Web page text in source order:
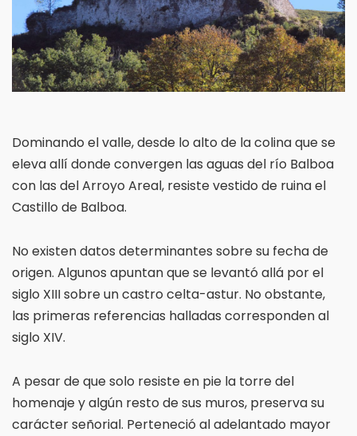
Dominando el valle, desde lo alto de la colina que se
eleva allí donde convergen las aguas del río Balboa
con las del Arroyo Areal, resiste vestido de ruina el
Castillo de Balboa.
No existen datos determinantes sobre su fecha de
origen. Algunos apuntan que se levantó allá por el
siglo XIII sobre un castro celta-astur. No obstante,
las primeras referencias halladas corresponden al
siglo XIV.
A pesar de que solo resiste en pie la torre del
homenaje y algún resto de sus muros, preserva su
carácter señorial. Perteneció al adelantado mayor